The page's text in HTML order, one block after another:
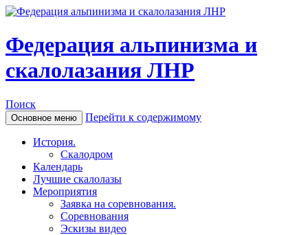
Федерация альпинизма и
скалолазания ЛНР
Поиск
Основное меню Перейти к содержимому
История.
Скалодром
Календарь
Лучшие скалолазы
Мероприятия
Заявка на соревнования.
Соревнования
Эскизы видео